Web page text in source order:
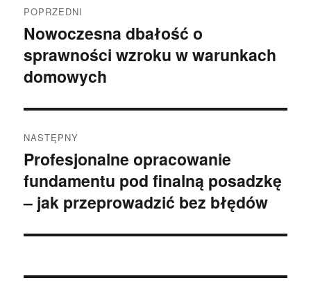
wpisu
POPRZEDNI
Poprzedni
wpis:
Nowoczesna dbałość o
sprawności wzroku w warunkach
domowych
NASTĘPNY
Następny
wpis:
Profesjonalne opracowanie
fundamentu pod finalną posadzkę
– jak przeprowadzić bez błędów